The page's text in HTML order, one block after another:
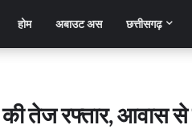
होम अबाउट अस छत्तीसगढ़
की तेज रफ्तार, आवास